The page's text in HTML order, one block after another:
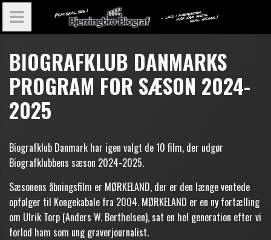
BIOGRAFKLUB DANMARKS
PROGRAM FOR SÆSON 2024-
2025
Biografklub Danmark har igen valgt de 10 film, der udgør
Biografklubbens sæson 2024-2025.
Sæsonens åbningsfilm er MØRKELAND, der er den længe ventede
opfølger til Kongekabale fra 2004. MØRKELAND er en ny fortælling
om Ulrik Torp (Anders W. Berthelsen), sat en hel generation efter vi
forlod ham som ung graverjournalist.